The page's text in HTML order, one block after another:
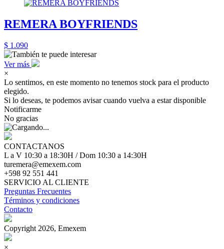
REMERA BOYFRIENDS
$ 1.090
Ver más
×
Lo sentimos, en este momento no tenemos stock para el producto
elegido.
Si lo deseas, te podemos avisar cuando vuelva a estar disponible
Notificarme
No gracias
CONTACTANOS
L a V 10:30 a 18:30H / Dom 10:30 a 14:30H
turemera@emexem.com
+598 92 551 441
SERVICIO AL CLIENTE
Preguntas Frecuentes
Términos y condiciones
Contacto
Copyright 2026, Emexem
×